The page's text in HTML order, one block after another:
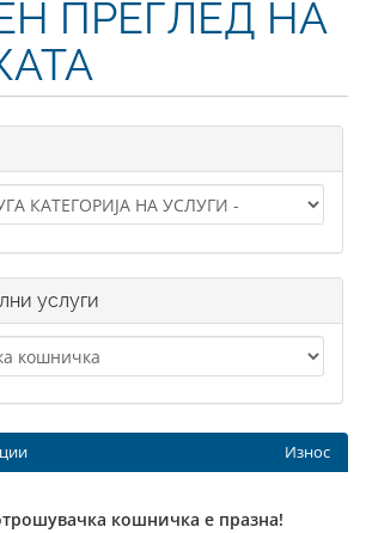
ПРЕГЛЕД НА
услуги
Износ
кошничка е празна!